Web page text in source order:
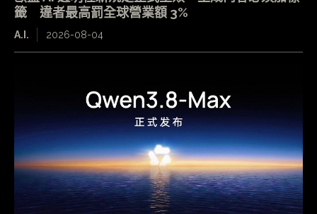
籤 違者最高罰全球營業額 3%
A.I. 2026-08-04